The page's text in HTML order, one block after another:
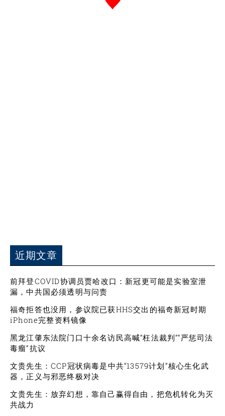
近期文章
前拜登COVID协调员贾哈改口：新冠更可能是实验室泄
漏，中共国必须透明与问责
福奇拒答也没用，参议院已获HHS交出的福奇新冠时期
iPhone完整资料镜像
黑龙江肇东法院门口十余名访民高喊“枉法裁判”“严惩司法
毒瘤”抗议
文贵先生：CCP冠状病毒是中共“13579计划”核心生化武
器，正义与邪恶终极对决
文贵先生：放弃幻想，靠自己赢得自由，把危机转化为灭
共战力